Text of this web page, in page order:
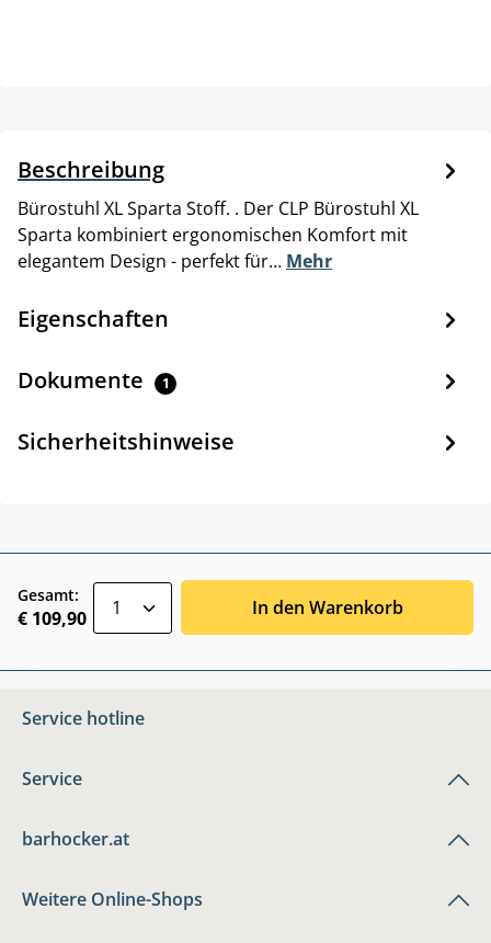
Beschreibung
Bürostuhl XL Sparta Stoff. . Der CLP Bürostuhl XL
Sparta kombiniert ergonomischen Komfort mit
elegantem Design - perfekt für… Mehr
Eigenschaften
Dokumente 1
Sicherheitshinweise
Gesamt:
€ 109,90 In den Warenkorb
Service hotline
Service
barhocker.at
Weitere Online-Shops